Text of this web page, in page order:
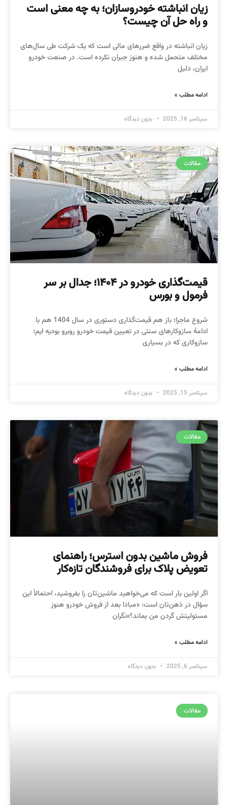
زیان انباشته خودروسازان؛ به چه معنی است
و راه حل آن چیست؟
زیان انباشته در واقع ضررهای مالی است که یک شرکت طی سال‌های
مختلف متحمل شده و هنوز جبران نکرده است. در صنعت خودرو
ایران، دلیل
ادامه مطلب »
سپتامبر 16, 2025 بدون دیدگاه
مقالات
قیمت‌گذاری خودرو در ۱۴۰۴؛ جدال بر سر
فرمول و بورس
شروع ماجرا؛ باز هم قیمت‌گذاری دستوری در سال 1404 هم با
ادامهٔ سازوکارهای سنتی در تعیین قیمت خودرو روبرو بودیه ایم؛
سازوکاری که در بسیاری
ادامه مطلب »
سپتامبر 15, 2025 بدون دیدگاه
مقالات
فروش ماشین بدون استرس؛ راهنمای
تعویض پلاک برای فروشندگان تازه‌کار
اگر اولین بار است که می‌خواهید ماشین‌تان را بفروشید، احتمالاً این
سؤال در ذهن‌تان است: «مبادا بعد از فروش خودرو هنوز
مسئولیتش گردن من بماند؟»نگران
ادامه مطلب »
سپتامبر 6, 2025 بدون دیدگاه
مقالات